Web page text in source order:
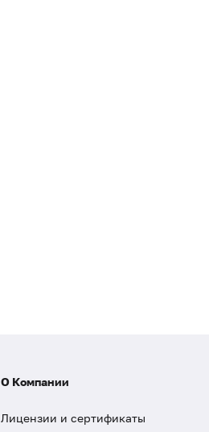
О Компании
Лицензии и сертификаты